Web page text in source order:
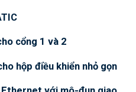
cổng 1 và 2
hộp điều khiển nhỏ gọn